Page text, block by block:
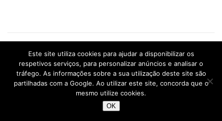
VIAJE COMIGO
ABRIL 28, 2015 EM 10:25
RESPONDER
Olá Marco! O quarto era maior do que o
standard sim :D
Este site utiliza cookies para ajudar a disponibilizar os
respetivos serviços, para personalizar anúncios e analisar o
tráfego. As informações sobre a sua utilização deste site são
partilhadas com a Google. Ao utilizar este site, concorda que o
mesmo utilize cookies.
OK